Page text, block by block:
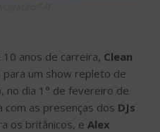
anos de carreira, Clean
para um show repleto de
no dia 1° de fevereiro de
com as presenças dos DJs
os britânicos, e Alex